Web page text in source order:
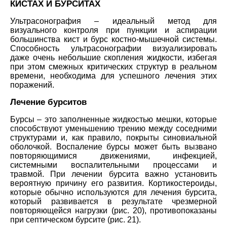
КИСТАХ И БУРСИТАХ
Ультрасонография – идеальный метод для
визуального контроля при пункции и аспирации
большинства кист и бурс костно-мышечной системы.
Способность ультрасонографии визуализировать
даже очень небольшие скопления жидкости, избегая
при этом смежных критических структур в реальном
времени, необходима для успешного лечения этих
поражений.
Лечение бурситов
Бурсы – это заполненные жидкостью мешки, которые
способствуют уменьшению трению между соседними
структурами и, как правило, покрыты синовиальной
оболочкой. Воспаление бурсы может быть вызвано
повторяющимися движениями, инфекцией,
системными воспалительными процессами и
травмой. При лечении бурсита важно установить
вероятную причину его развития. Кортикостероиды,
которые обычно используются для лечения бурсита,
который развивается в результате чрезмерной
повторяющейся нагрузки (рис. 20), противопоказаны
при септическом бурсите (рис. 21).